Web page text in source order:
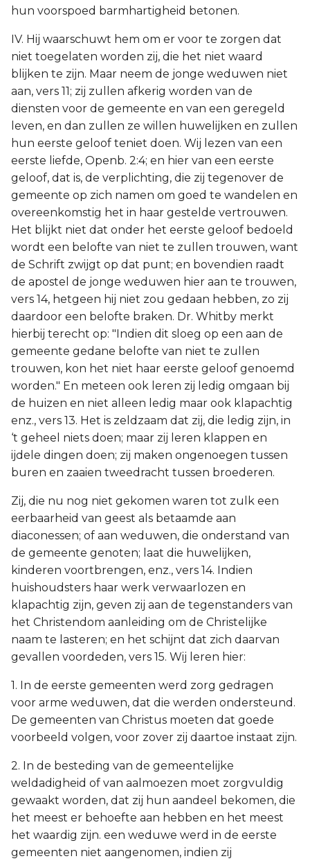
hun voorspoed barmhartigheid betonen.
IV. Hij waarschuwt hem om er voor te zorgen dat
niet toegelaten worden zij, die het niet waard
blijken te zijn. Maar neem de jonge weduwen niet
aan, vers 11; zij zullen afkerig worden van de
diensten voor de gemeente en van een geregeld
leven, en dan zullen ze willen huwelijken en zullen
hun eerste geloof teniet doen. Wij lezen van een
eerste liefde, Openb. 2:4; en hier van een eerste
geloof, dat is, de verplichting, die zij tegenover de
gemeente op zich namen om goed te wandelen en
overeenkomstig het in haar gestelde vertrouwen.
Het blijkt niet dat onder het eerste geloof bedoeld
wordt een belofte van niet te zullen trouwen, want
de Schrift zwijgt op dat punt; en bovendien raadt
de apostel de jonge weduwen hier aan te trouwen,
vers 14, hetgeen hij niet zou gedaan hebben, zo zij
daardoor een belofte braken. Dr. Whitby merkt
hierbij terecht op: "Indien dit sloeg op een aan de
gemeente gedane belofte van niet te zullen
trouwen, kon het niet haar eerste geloof genoemd
worden." En meteen ook leren zij ledig omgaan bij
de huizen en niet alleen ledig maar ook klapachtig
enz., vers 13. Het is zeldzaam dat zij, die ledig zijn, in
‘t geheel niets doen; maar zij leren klappen en
ijdele dingen doen; zij maken ongenoegen tussen
buren en zaaien tweedracht tussen broederen.
Zij, die nu nog niet gekomen waren tot zulk een
eerbaarheid van geest als betaamde aan
diaconessen; of aan weduwen, die onderstand van
de gemeente genoten; laat die huwelijken,
kinderen voortbrengen, enz., vers 14. Indien
huishoudsters haar werk verwaarlozen en
klapachtig zijn, geven zij aan de tegenstanders van
het Christendom aanleiding om de Christelijke
naam te lasteren; en het schijnt dat zich daarvan
gevallen voordeden, vers 15. Wij leren hier:
1. In de eerste gemeenten werd zorg gedragen
voor arme weduwen, dat die werden ondersteund.
De gemeenten van Christus moeten dat goede
voorbeeld volgen, voor zover zij daartoe instaat zijn.
2. In de besteding van de gemeentelijke
weldadigheid of van aalmoezen moet zorgvuldig
gewaakt worden, dat zij hun aandeel bekomen, die
het meest er behoefte aan hebben en het meest
het waardig zijn. een weduwe werd in de eerste
gemeenten niet aangenomen, indien zij